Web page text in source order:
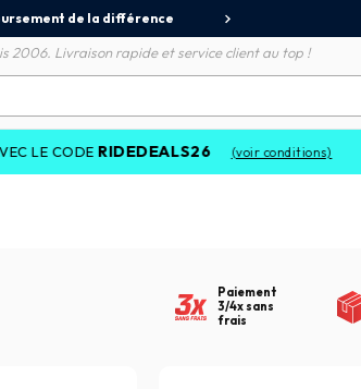
de la différence
2006. Livraison rapide et service client au top !
RIDEDEALS26 (voir conditions)
Paiement
3/4x sans
frais